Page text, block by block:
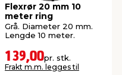
Flexrør 20 mm 10
meter ring
Grå. Diameter 20 mm.
Lengde 10 meter.
139,00pr. stk.
Frakt m.m. legges til